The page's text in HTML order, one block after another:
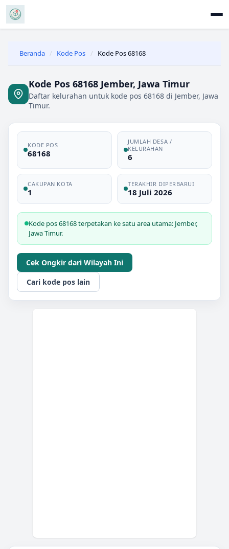
Beranda / Kode Pos / Kode Pos 68168
Kode Pos 68168 Jember, Jawa Timur
Daftar kelurahan untuk kode pos 68168 di Jember, Jawa
Timur.
KODE POS
68168
JUMLAH DESA /
KELURAHAN
6
CAKUPAN KOTA
1
TERAKHIR DIPERBARUI
18 Juli 2026
Kode pos 68168 terpetakan ke satu area utama: Jember,
Jawa Timur.
Cek Ongkir dari Wilayah Ini
Cari kode pos lain